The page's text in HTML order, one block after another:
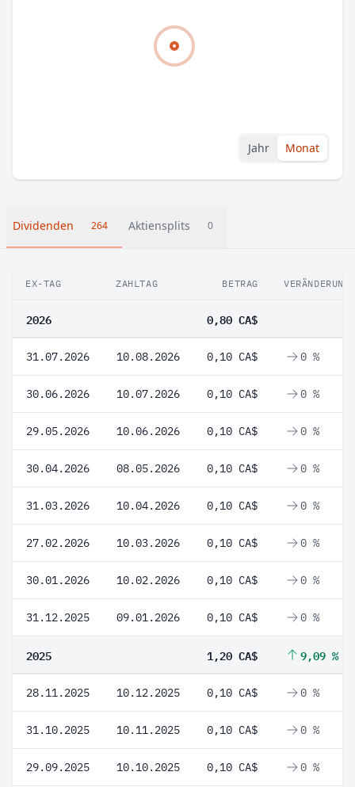
Jahr Monat
Dividenden 264 Aktiensplits 0
EX-TAG ZAHLTAG BETRAG VERÄNDERUNG
2026 0,80 CA$
31.07.2026 10.08.2026 0,10 CA$ 0 %
30.06.2026 10.07.2026 0,10 CA$ 0 %
29.05.2026 10.06.2026 0,10 CA$ 0 %
30.04.2026 08.05.2026 0,10 CA$ 0 %
31.03.2026 10.04.2026 0,10 CA$ 0 %
27.02.2026 10.03.2026 0,10 CA$ 0 %
30.01.2026 10.02.2026 0,10 CA$ 0 %
31.12.2025 09.01.2026 0,10 CA$ 0 %
2025 1,20 CA$ 9,09 %
28.11.2025 10.12.2025 0,10 CA$ 0 %
31.10.2025 10.11.2025 0,10 CA$ 0 %
29.09.2025 10.10.2025 0,10 CA$ 0 %